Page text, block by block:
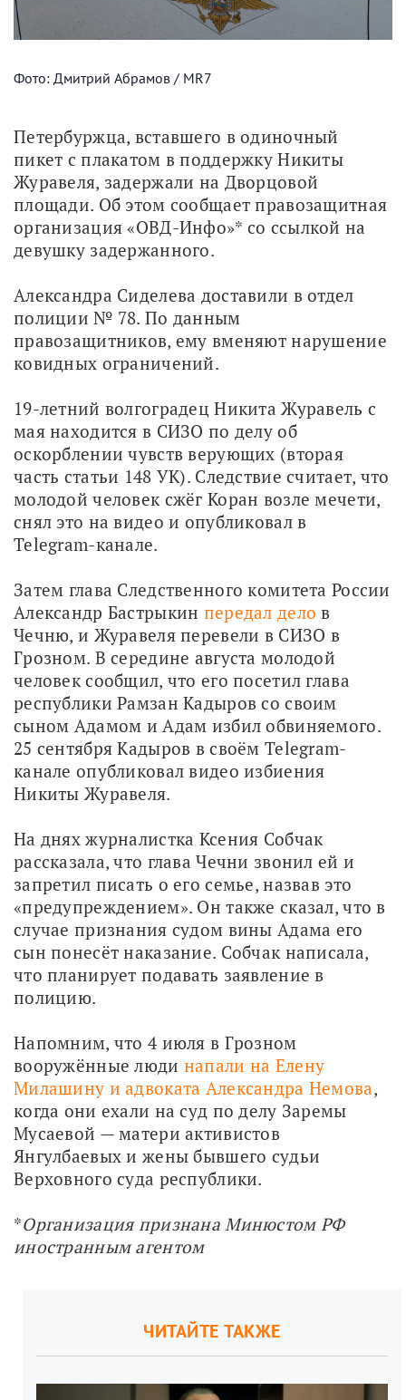
Фото: Дмитрий Абрамов / MR7
Петербуржца, вставшего в одиночный
пикет с плакатом в поддержку Никиты
Журавеля, задержали на Дворцовой
площади. Об этом сообщает правозащитная
организация «ОВД-Инфо»* со ссылкой на
девушку задержанного.
Александра Сиделева доставили в отдел
полиции № 78. По данным
правозащитников, ему вменяют нарушение
ковидных ограничений.
19-летний волгоградец Никита Журавель с
мая находится в СИЗО по делу об
оскорблении чувств верующих (вторая
часть статьи 148 УК). Следствие считает, что
молодой человек сжёг Коран возле мечети,
снял это на видео и опубликовал в
Telegram-канале.
Затем глава Следственного комитета России
Александр Бастрыкин передал дело в
Чечню, и Журавеля перевели в СИЗО в
Грозном. В середине августа молодой
человек сообщил, что его посетил глава
республики Рамзан Кадыров со своим
сыном Адамом и Адам избил обвиняемого.
25 сентября Кадыров в своём Telegram-
канале опубликовал видео избиения
Никиты Журавеля.
На днях журналистка Ксения Собчак
рассказала, что глава Чечни звонил ей и
запретил писать о его семье, назвав это
«предупреждением». Он также сказал, что в
случае признания судом вины Адама его
сын понесёт наказание. Собчак написала,
что планирует подавать заявление в
полицию.
Напомним, что 4 июля в Грозном
вооружённые люди напали на Елену
Милашину и адвоката Александра Немова,
когда они ехали на суд по делу Заремы
Мусаевой — матери активистов
Янгулбаевых и жены бывшего судьи
Верховного суда республики.
*Организация признана Минюстом РФ
иностранным агентом
ЧИТАЙТЕ ТАКЖЕ